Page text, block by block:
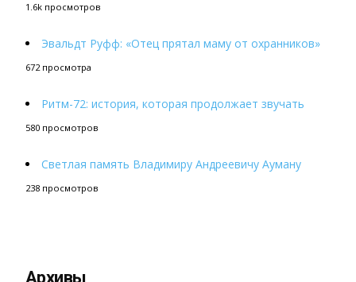
1.6k просмотров
Эвальдт Руфф: «Отец прятал маму от охранников»
672 просмотра
Ритм-72: история, которая продолжает звучать
580 просмотров
Светлая память Владимиру Андреевичу Ауману
238 просмотров
Архивы